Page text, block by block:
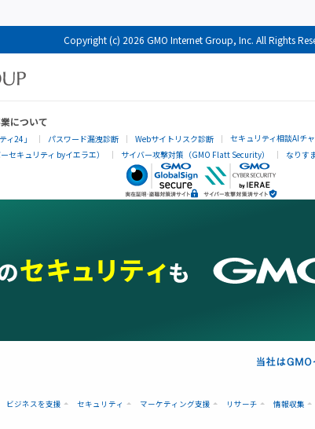
Copyright (c) 2026 GMO Internet Group, Inc. All Rights
について
ィ24」 パスワード漏洩診断 Webサイトリスク診断
セキュリティ相談AIチ
セキュリティ byイエラエ） サイバー攻撃対策（GMO Flatt Security） なりす
ビジネスを支援 セキュリティ マーケティング支援 リサーチ 情報収集